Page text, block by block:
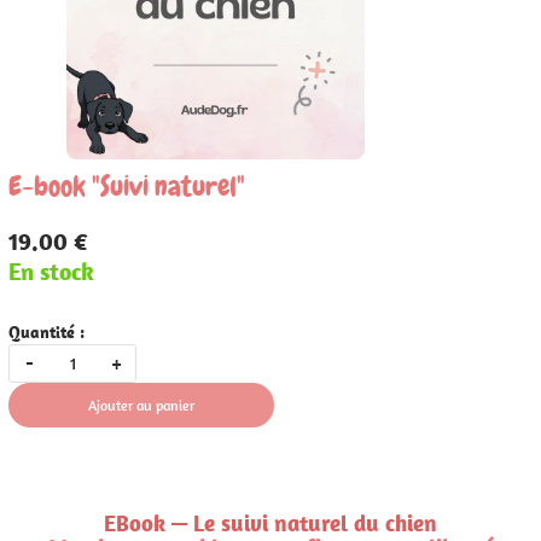
E-book "Suivi naturel"
19.00 €
En stock
Quantité :
- +
Ajouter au panier
EBook — Le suivi naturel du chien